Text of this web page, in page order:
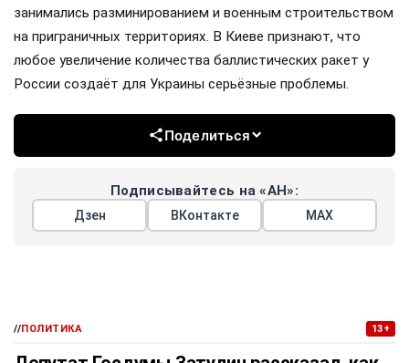
занимались разминированием и военным строительством
на приграничных территориях. В Киеве признают, что
любое увеличение количества баллистических ракет у
России создаёт для Украины серьёзные проблемы.
Поделиться
Подписывайтесь на «АН»:
Дзен ВКонтакте МАХ
//ПОЛИТИКА 13+